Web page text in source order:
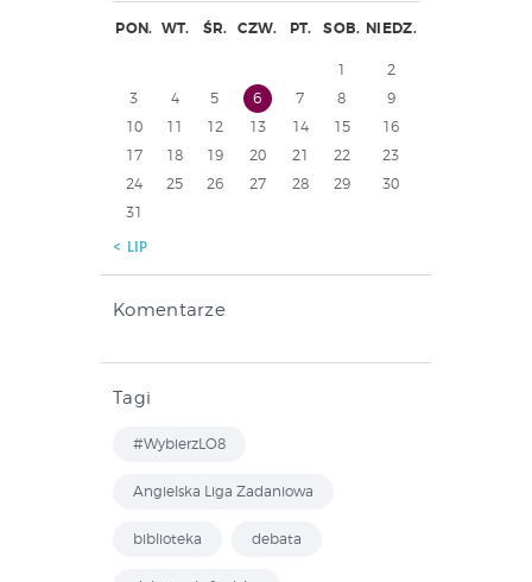
PON. WT. ŚR. CZW. PT. SOB. NIEDZ.
1
2
3
4 5 6 7 8
9
10
11 12 13 14 15
16
17
18 19 20 21 22
23
24
25 26 27 28 29
30
31
« LIP
Komentarze
Tagi
#WybierzLO8
Angielska Liga Zadaniowa
biblioteka debata